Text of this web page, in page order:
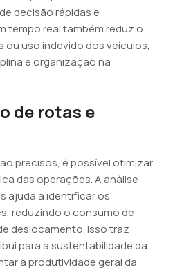
decisão rápidas e
tempo real também reduz o
ou uso indevido dos veículos,
e organização na
de rotas e
precisos, é possível otimizar
das operações. A análise
ajuda a identificar os
reduzindo o consumo de
deslocamento. Isso traz
para a sustentabilidade da
a produtividade geral da